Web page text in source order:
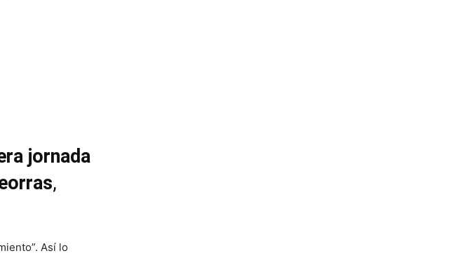
jornada
,
Así lo